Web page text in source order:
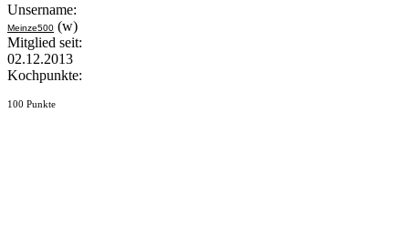
Unsername:
Meinze500 (w)
Mitglied seit:
02.12.2013
Kochpunkte:
100 Punkte